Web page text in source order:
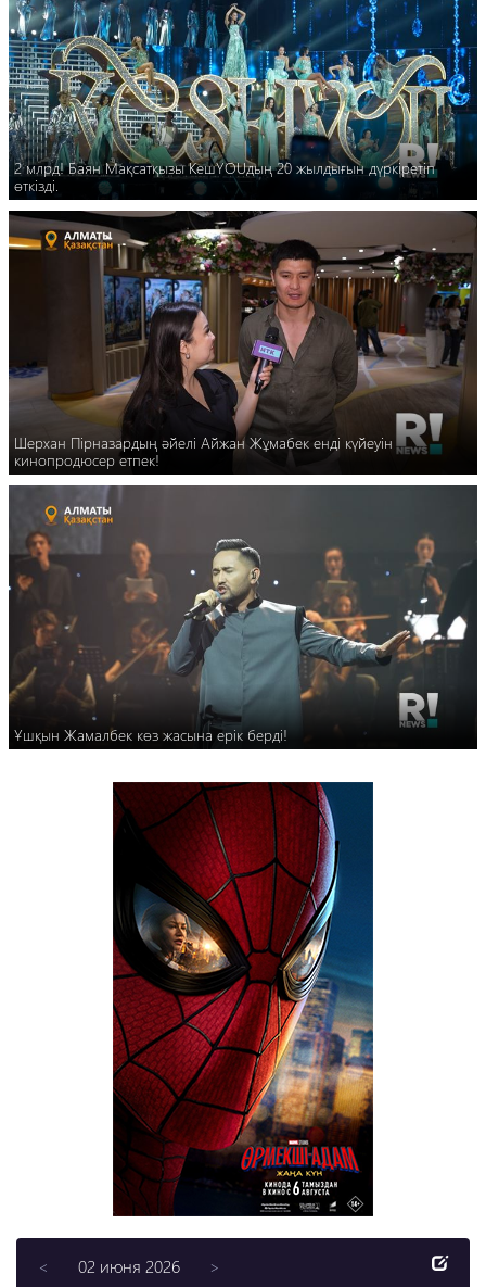
2 млрд! Баян Мақсатқызы КешYOUдың 20 жылдығын дүркіретіп
өткізді.
Шерхан Пірназардың әйелі Айжан Жұмабек енді күйеуін
кинопродюсер етпек!
Ұшқын Жамалбек көз жасына ерік берді!
< 02 июня 2026 >